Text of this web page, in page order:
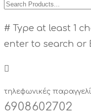
# Type at least 1
enter to search or
τηλεφωνικές
6908602702